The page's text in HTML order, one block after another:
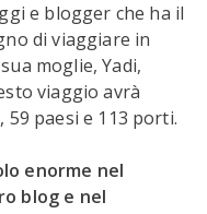
e blogger che ha il
di viaggiare in
moglie, Yadi,
viaggio avrà
paesi e 113 porti.
enorme nel
blog e nel